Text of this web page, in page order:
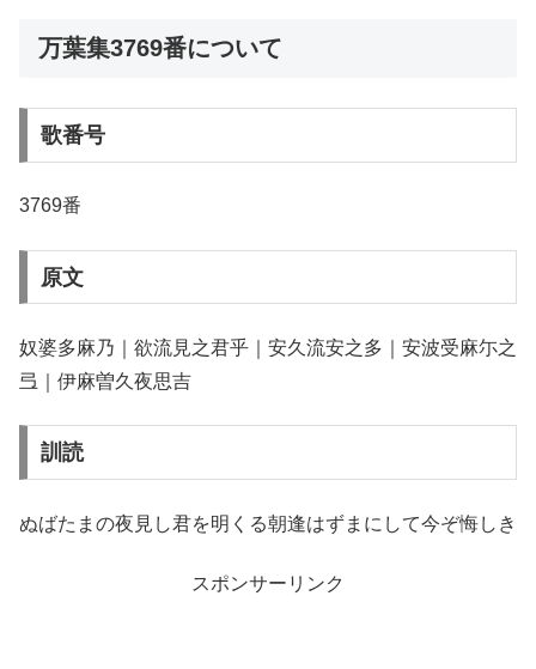
万葉集3769番について
歌番号
3769番
原文
奴婆多麻乃｜欲流見之君乎｜安久流安之多｜安波受麻尓之
弖｜伊麻曽久夜思吉
訓読
ぬばたまの夜見し君を明くる朝逢はずまにして今ぞ悔しき
スポンサーリンク